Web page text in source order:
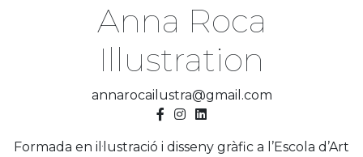
Anna Roca
Illustration
annarocailustra@gmail.com
Formada en il·lustració i disseny gràfic a l’Escola d’Art